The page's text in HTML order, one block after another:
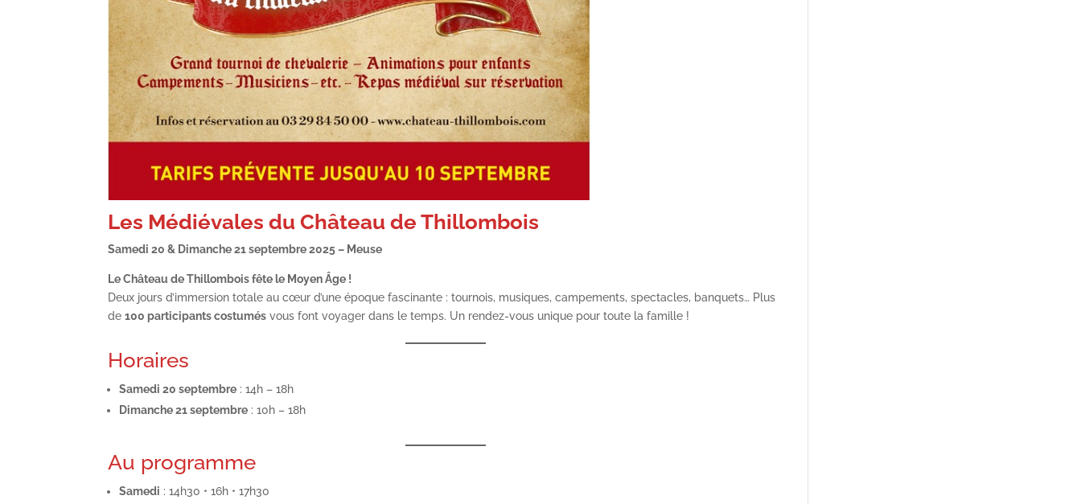
Les Médiévales du Château de Thillombois
Samedi 20 & Dimanche 21 septembre 2025 – Meuse
Le Château de Thillombois fête le Moyen Âge !
Deux jours d’immersion totale au cœur d’une époque fascinante : tournois, musiques, campements, spectacles, banquets… Plus
de100 participants costumés vous font voyager dans le temps. Un rendez-vous unique pour toute la famille !
Horaires
Samedi 20 septembre : 14h – 18h
Dimanche 21 septembre : 10h – 18h
Au programme
Samedi : 14h30 • 16h • 17h30